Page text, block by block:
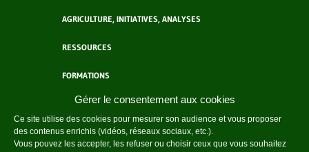
Gérer le consentement aux cookies
Ce site utilise des cookies pour mesurer son audience et vous proposer
des contenus enrichis (vidéos, réseaux sociaux, etc.).
Vous pouvez les accepter, les refuser ou choisir ceux que vous souhaitez
AGRICULTURE, INITIATIVES, ANALYSES
RESSOURCES
FORMATIONS
ACTEURS
AGENDA